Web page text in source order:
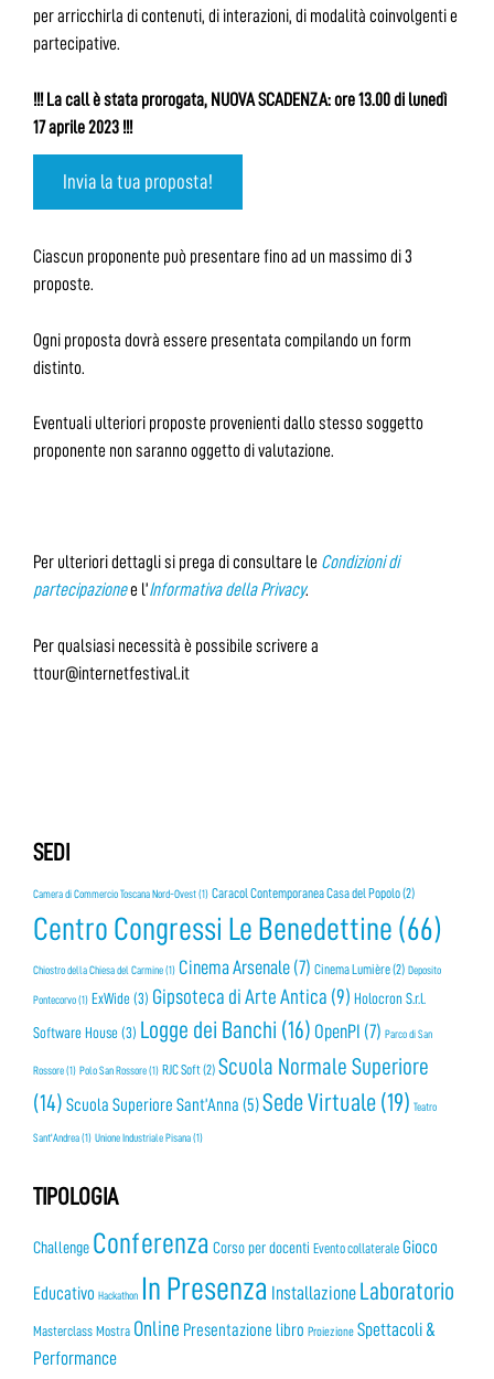
per arricchirla di contenuti, di interazioni, di modalità coinvolgenti e
partecipative.
!!! La call è stata prorogata, NUOVA SCADENZA: ore 13.00 di lunedì
17 aprile 2023 !!!
Invia la tua proposta!
Ciascun proponente può presentare fino ad un massimo di 3
proposte.
Ogni proposta dovrà essere presentata compilando un form
distinto.
Eventuali ulteriori proposte provenienti dallo stesso soggetto
proponente non saranno oggetto di valutazione.
Per ulteriori dettagli si prega di consultare le Condizioni di
partecipazionee l’Informativa della Privacy.
Per qualsiasi necessità è possibile scrivere a
ttour@internetfestival.it
SEDI
Camera di Commercio Toscana Nord-Ovest(1) Caracol Contemporanea Casa del Popolo(2)
Centro Congressi Le Benedettine (66)
Chiostro della Chiesa del Carmine(1) Cinema Arsenale (7) Cinema Lumière(2) Deposito
Pontecorvo(1) ExWide (3) Gipsoteca di Arte Antica (9) Holocron S.r.l.
Software House (3) Logge dei Banchi (16) OpenPI (7) Parco di San
Rossore(1) Polo San Rossore(1) RJC Soft(2) Scuola Normale Superiore
(14) Scuola Superiore Sant’Anna (5)Sede Virtuale (19) Teatro
Sant'Andrea(1) Unione Industriale Pisana(1)
TIPOLOGIA
Challenge Conferenza Corso per docenti Evento collaterale Gioco
Educativo Hackathon In Presenza Installazione Laboratorio
Masterclass Mostra Online Presentazione libro Proiezione Spettacoli &
Performance